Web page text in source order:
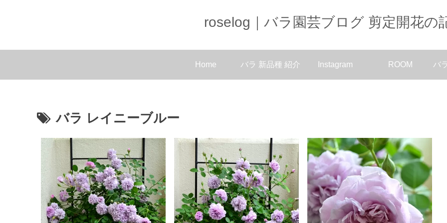
roselog｜バラ園芸ブログ 剪定開花の
Home バラ 新品種 紹介 Instagram ROOM バ
バラ レイニーブルー